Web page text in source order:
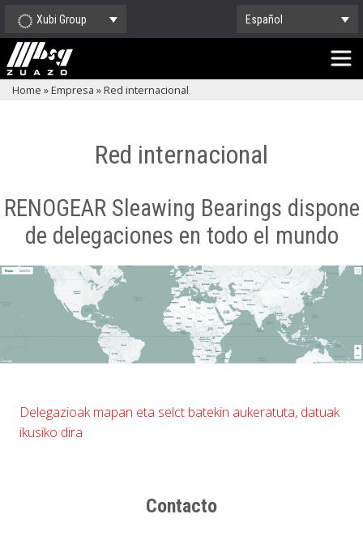
Xubi Group Español
Home »Empresa »Red internacional
Red internacional
RENOGEAR Sleawing Bearings dispone
de delegaciones en todo el mundo
Delegazioak mapan eta selct batekin aukeratuta, datuak
ikusiko dira
Contacto